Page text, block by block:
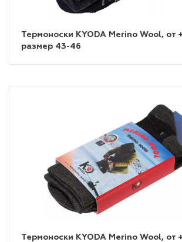
Термоноски KYODA Merino Wool, от
размер 43-46
Термоноски KYODA Merino Wool, от